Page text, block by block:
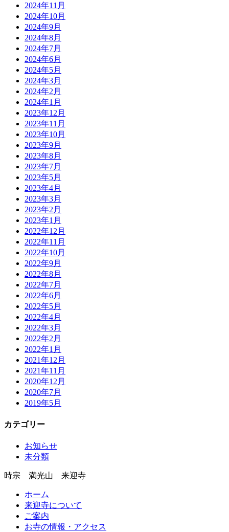
2024年11月
2024年10月
2024年9月
2024年8月
2024年7月
2024年6月
2024年5月
2024年3月
2024年2月
2024年1月
2023年12月
2023年11月
2023年10月
2023年9月
2023年8月
2023年7月
2023年5月
2023年4月
2023年3月
2023年2月
2023年1月
2022年12月
2022年11月
2022年10月
2022年9月
2022年8月
2022年7月
2022年6月
2022年5月
2022年4月
2022年3月
2022年2月
2022年1月
2021年12月
2021年11月
2020年12月
2020年7月
2019年5月
カテゴリー
お知らせ
未分類
時宗 満光山 来迎寺
ホーム
来迎寺について
ご案内
お寺の情報・アクセス